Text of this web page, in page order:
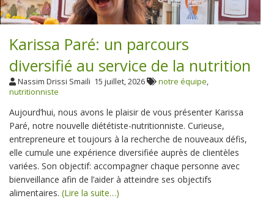
Karissa Paré: un parcours
diversifié au service de la nutrition
Nassim Drissi Smaili 15 juillet, 2026 notre équipe,
nutritionniste
Aujourd’hui, nous avons le plaisir de vous présenter Karissa
Paré, notre nouvelle diététiste-nutritionniste. Curieuse,
entrepreneure et toujours à la recherche de nouveaux défis,
elle cumule une expérience diversifiée auprès de clientèles
variées. Son objectif: accompagner chaque personne avec
bienveillance afin de l’aider à atteindre ses objectifs
alimentaires. (Lire la suite…)